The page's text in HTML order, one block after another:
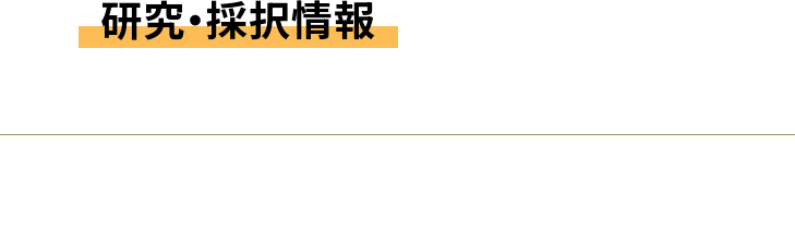
研究・採択情報